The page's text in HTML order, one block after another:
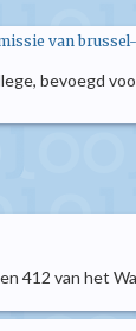
van
bevoegd
412 van het